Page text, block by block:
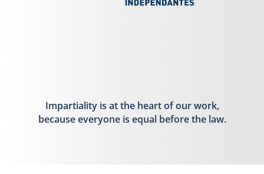
Impartiality is at the heart of our work,
because everyone is equal before the law.